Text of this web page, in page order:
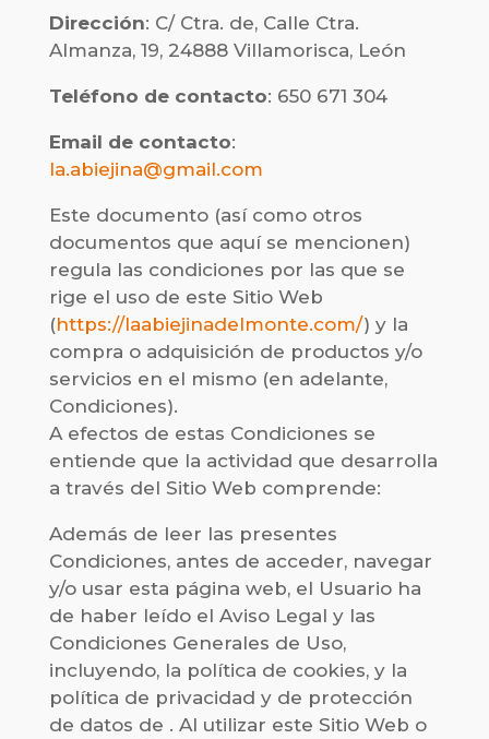
Dirección: C/ Ctra. de, Calle Ctra.
Almanza, 19, 24888 Villamorisca, León
Teléfono de contacto: 650 671 304
Email de contacto:
la.abiejina@gmail.com
Este documento (así como otros
documentos que aquí se mencionen)
regula las condiciones por las que se
rige el uso de este Sitio Web
(https://laabiejinadelmonte.com/) y la
compra o adquisición de productos y/o
servicios en el mismo (en adelante,
Condiciones).
A efectos de estas Condiciones se
entiende que la actividad que desarrolla
a través del Sitio Web comprende:
Además de leer las presentes
Condiciones, antes de acceder, navegar
y/o usar esta página web, el Usuario ha
de haber leído el Aviso Legal y las
Condiciones Generales de Uso,
incluyendo, la política de cookies, y la
política de privacidad y de protección
de datos de . Al utilizar este Sitio Web o